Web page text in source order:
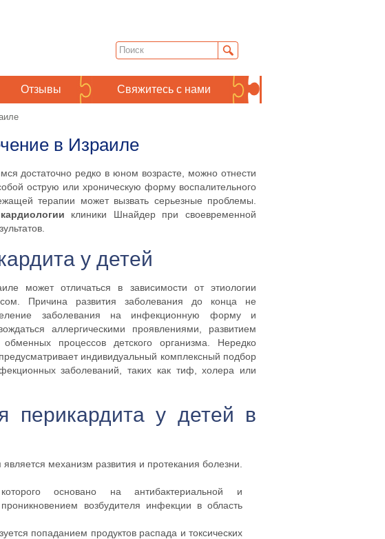
Отзывы Свяжитесь с нами
в Израиле
достаточно редко в юном возрасте, можно отнести
острую или хроническую форму воспалительного
терапии может вызвать серьезные проблемы.
клиники Шнайдер при своевременной
у детей
может отличаться в зависимости от этиологии
Причина развития заболевания до конца не
заболевания на инфекционную форму и
аллергическими проявлениями, развитием
процессов детского организма. Нередко
индивидуальный комплексный подбор
заболеваний, таких как тиф, холера или
перикардита у детей в
механизм развития и протекания болезни.
основано на антибактериальной и
возбудителя инфекции в область
попаданием продуктов распада и токсических